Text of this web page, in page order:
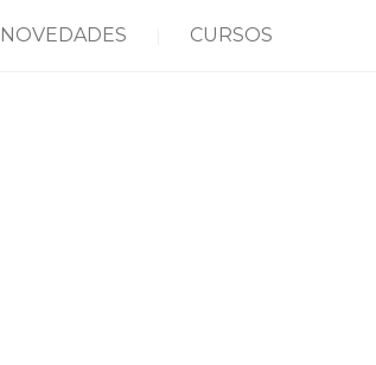
NOVEDADES CURSOS